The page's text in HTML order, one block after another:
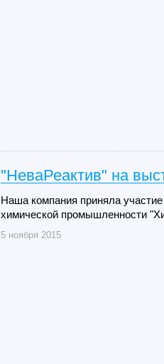
"НеваРеактив" на
Наша компания приняла
химической промышленности
5 ноября 2015